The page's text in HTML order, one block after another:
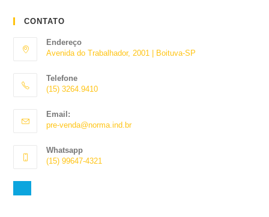
CONTATO
Endereço
Avenida do Trabalhador, 2001 | Boituva-SP
Telefone
(15) 3264.9410
em
seu
Email:
pre-venda@norma.ind.brAbre
Whatsapp
(15) 99647-4321